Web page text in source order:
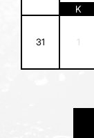
K
31 1